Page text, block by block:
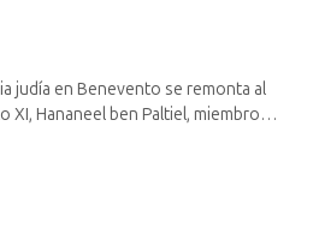
judía en Benevento se remonta al
XI, Hananeel ben Paltiel, miembro